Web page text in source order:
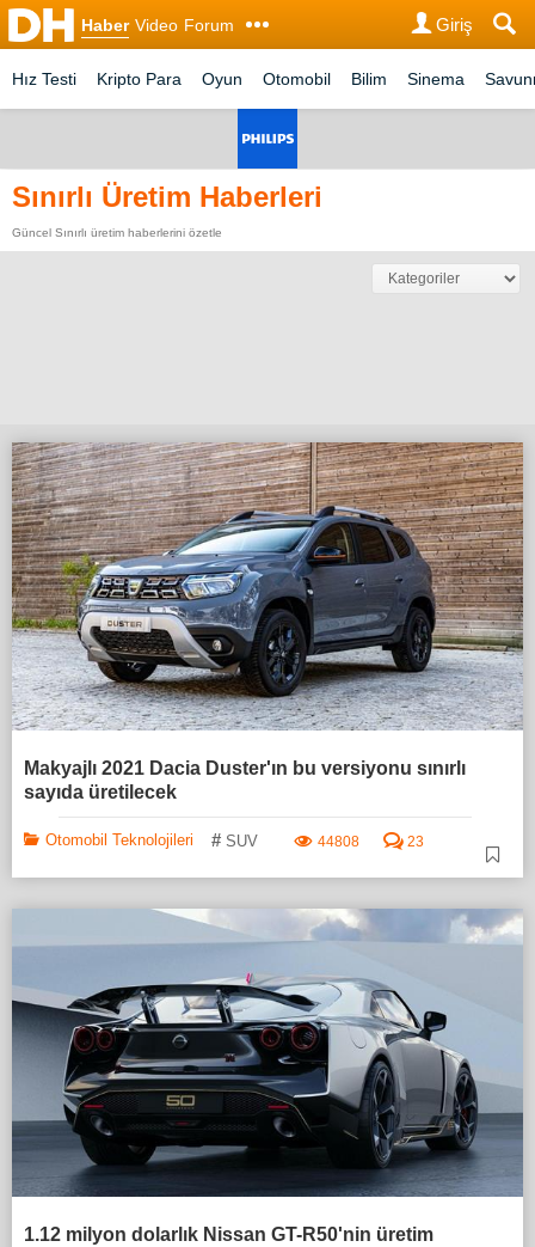
Haber Video Forum Giriş
Hız Testi Kripto Para Oyun Otomobil Bilim Sinema
Sınırlı Üretim Haberleri
Güncel Sınırlı üretim haberlerini özetle
Makyajlı 2021 Dacia Duster'ın bu versiyonu sınırlı
sayıda üretilecek
Otomobil Teknolojileri # SUV 44808 23
1.12 milyon dolarlık Nissan GT-R50'nin üretim